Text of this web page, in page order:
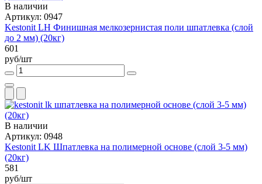
В наличии
Артикул: 0947
Kestonit LH Финишная мелкозернистая поли шпатлевка (слой
до 2 мм) (20кг)
601
руб/шт
В наличии
Артикул: 0948
Kestonit LK Шпатлевка на полимерной основе (слой 3-5 мм)
(20кг)
581
руб/шт